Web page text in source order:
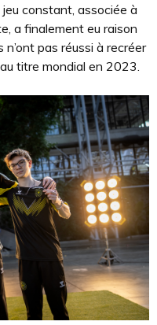
constant, associée à
a finalement eu raison
n’ont pas réussi à recréer
titre mondial en 2023.